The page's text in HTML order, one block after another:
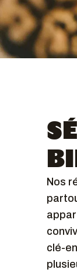
Nos
clé-